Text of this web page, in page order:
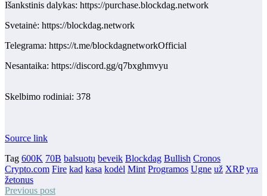
Išankstinis dalykas: https://purchase.blockdag.network
Svetainė: https://blockdag.network
Telegrama: https://t.me/blockdagnetworkOfficial
Nesantaika: https://discord.gg/q7bxghmvyu
Skelbimo rodiniai: 378
Source link
Tag 600K 70B balsuotų beveik Blockdag Bullish Cronos
Crypto.com Fire kad kasa kodėl Mint Programos Ugne už XRP yra
žetonus
Previous post